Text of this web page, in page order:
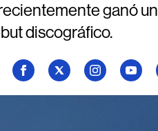
ganó un
discográfico.
Seguí
Seguí
Seguí
Seguí